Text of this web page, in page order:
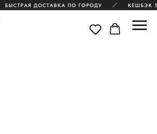
БЫСТРАЯ ДОСТАВКА ПО ГОРОДУ КЕШБЭК